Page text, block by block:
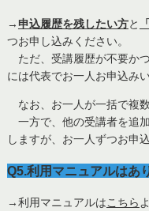
→申込履歴を残したい方と
つお申し込みください。
ただ、受講履歴が不要か
には代表でお一人お申込み
なお、お一人が一括で複
一方で、他の受講者を追
しますが、お一人ずつお申
Q5.利用マニュアルはあ
→利用マニュアルはこちら